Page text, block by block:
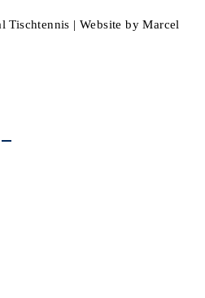
Tischtennis | Website by Marcel